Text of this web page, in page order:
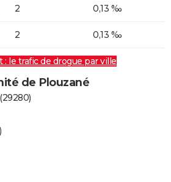
2 0,13 ‰
2 0,13 ‰
: le trafic de drogue par ville
de Plouzané